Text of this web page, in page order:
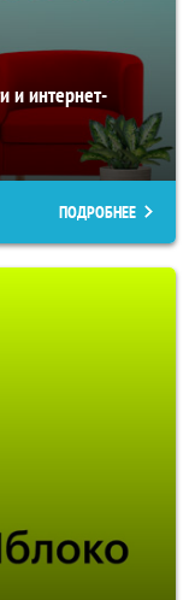
и интернет-
ПОДРОБНЕЕ